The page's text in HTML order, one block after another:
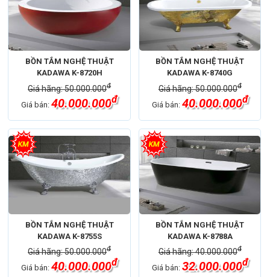
BỒN TẮM NGHỆ THUẬT
KADAWA K-8720H
Giá hãng: 50.000.000đ
Giá bán:40.000.000đ
BỒN TẮM NGHỆ THUẬT
KADAWA K-8740G
Giá hãng: 50.000.000đ
Giá bán: 40.000.000đ
BỒN TẮM NGHỆ THUẬT
KADAWA K-8755S
Giá hãng: 50.000.000đ
Giá bán:40.000.000đ
BỒN TẮM NGHỆ THUẬT
KADAWA K-8788A
Giá hãng: 40.000.000đ
Giá bán: 32.000.000đ